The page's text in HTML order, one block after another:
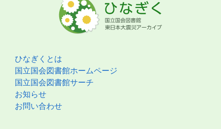
ひなぎくとは
国立国会図書館ホームページ
国立国会図書館サーチ
お知らせ
お問い合わせ